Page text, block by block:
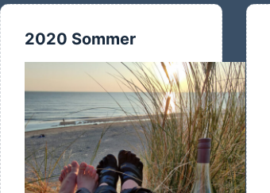
2020 Sommer